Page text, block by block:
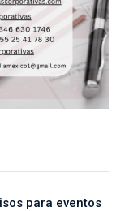
para eventos